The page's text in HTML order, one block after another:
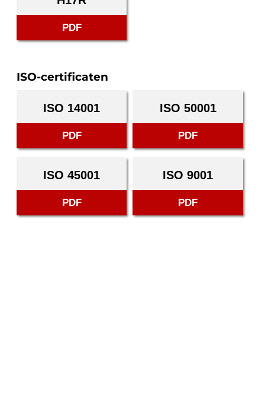
PDF
ISO-certificaten
ISO 14001
PDF
ISO 50001
PDF
ISO 45001
PDF
ISO 9001
PDF